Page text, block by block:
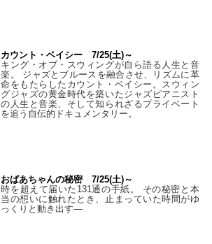
カウント・ベイシー 7/25(土)～
キング・オブ・スウィングが自ら語る人生と音
楽。 ジャズとブルースを融合させ、リズムに革
命をもたらしたカウント・ベイシー。スウィン
グジャズの黄金時代を築いたジャズピアニスト
の人生と音楽、そして知られざるプライベート
を追う自伝的ドキュメンタリー。
おばあちゃんの秘密 7/25(土)～
時を超えて届いた131通の手紙。 その秘密と本
当の想いに触れたとき、止まっていた時間がゆ
っくりと動き出す―